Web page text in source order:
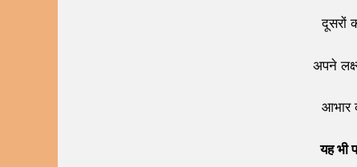
दूसरों
अपने
आभार
यह भी